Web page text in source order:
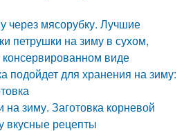
через мясорубку. Лучшие
петрушки на зиму в сухом,
виде
подойдет для хранения на зиму:
на зиму. Заготовка корневой
вкусные рецепты